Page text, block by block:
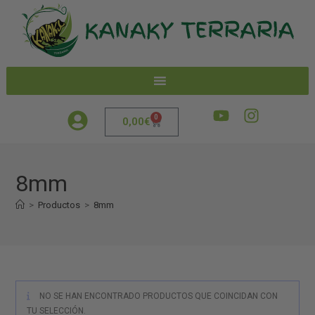
0,00€ 0
8mm
> Productos > 8mm
NO SE HAN ENCONTRADO PRODUCTOS QUE COINCIDAN CON
TU SELECCIÓN.